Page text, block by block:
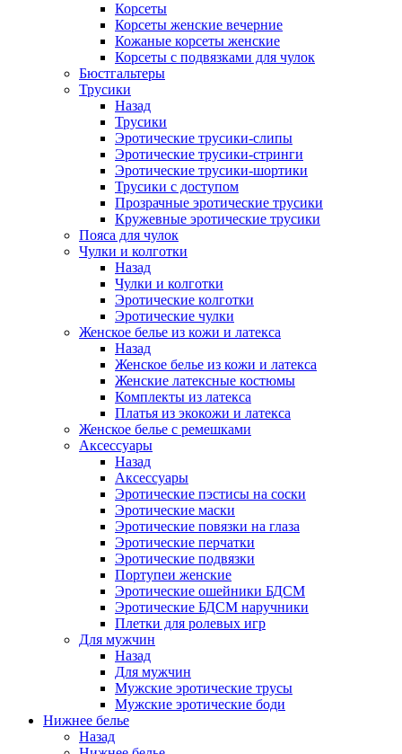
Корсеты
Корсеты женские вечерние
Кожаные корсеты женские
Корсеты с подвязками для чулок
Бюстгальтеры
Трусики
Назад
Трусики
Эротические трусики-слипы
Эротические трусики-стринги
Эротические трусики-шортики
Трусики с доступом
Прозрачные эротические трусики
Кружевные эротические трусики
Пояса для чулок
Чулки и колготки
Назад
Чулки и колготки
Эротические колготки
Эротические чулки
Женское белье из кожи и латекса
Назад
Женское белье из кожи и латекса
Женские латексные костюмы
Комплекты из латекса
Платья из экокожи и латекса
Женское белье с ремешками
Аксессуары
Назад
Аксессуары
Эротические пэстисы на соски
Эротические маски
Эротические повязки на глаза
Эротические перчатки
Эротические подвязки
Портупеи женские
Эротические ошейники БДСМ
Эротические БДСМ наручники
Плетки для ролевых игр
Для мужчин
Назад
Для мужчин
Мужские эротические трусы
Мужские эротические боди
Нижнее белье
Назад